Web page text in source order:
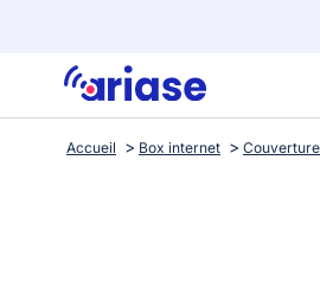
Accueil Box internet